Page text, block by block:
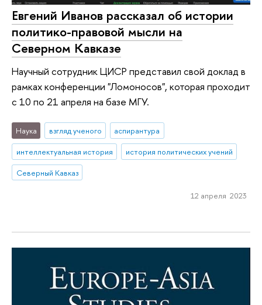
Евгений Иванов рассказал об истории
политико-правовой мысли на
Северном Кавказе
Научный сотрудник ЦИСР представил свой доклад в
рамках конференции "Ломоносов", которая проходит
с 10 по 21 апреля на базе МГУ.
Наука взгляд ученого
аспирантура
интеллектуальная история
история политических учений
Северный Кавказ
12 апреля 2023